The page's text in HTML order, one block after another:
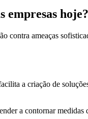
empresas hoje?
contra ameaças
a criação de
a contornar medidas